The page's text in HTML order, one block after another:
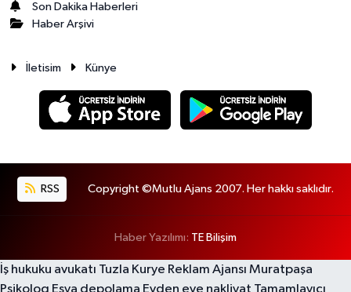
Son Dakika Haberleri
Haber Arşivi
İletisim Künye
RSS Copyright ©Mutlu Ajans 2007. Her hakkı saklıdır.
Haber Yazılımı: TE Bilişim
İş hukuku avukatı Tuzla Kurye Reklam Ajansı Muratpaşa
Psikolog Eşya depolama Evden eve nakliyat Tamamlayıcı